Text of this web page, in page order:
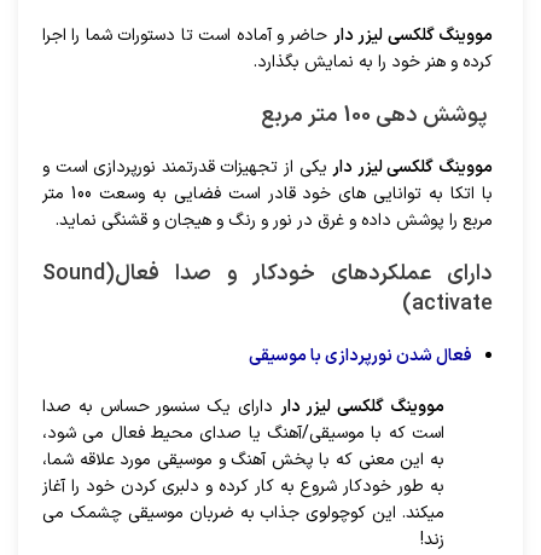
مووینگ گلکسی لیزر دار حاضر و آماده است تا دستورات شما را اجرا
کرده و هنر خود را به نمایش بگذارد.
پوشش دهی 100 متر مربع
مووینگ گلکسی لیزر دار یکی از تجهیزات قدرتمند نورپردازی است و
با اتکا به توانایی های خود قادر است فضایی به وسعت 100 متر
مربع را پوشش داده و غرق در نور و رنگ و هیجان و قشنگی نماید.
دارای عملکردهای خودکار و صدا فعال(Sound
activate
)
فعال شدن نورپردازی با موسیقی
مووینگ گلکسی لیزر دار دارای یک سنسور حساس به صدا
است که با موسیقی/آهنگ یا صدای محیط فعال می شود،
به این معنی که با پخش آهنگ و موسیقی مورد علاقه شما،
به طور خودکار شروع به کار کرده و دلبری کردن خود را آغاز
می­کند. این کوچولوی جذاب به ضربان موسیقی چشمک می
زند!